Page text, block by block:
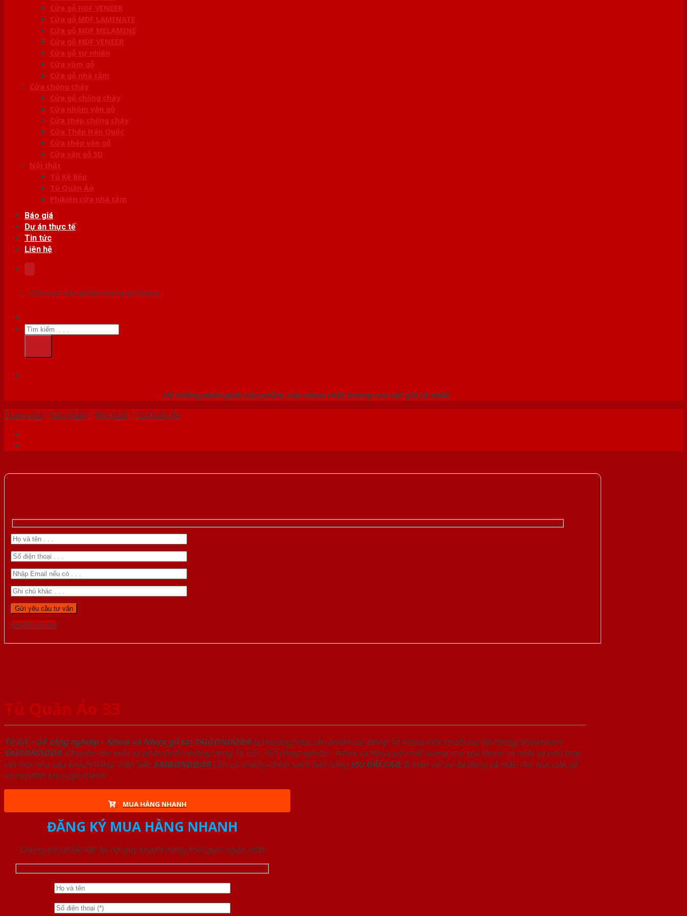
Cửa gỗ HDF VENEER
Cửa gỗ MDF LAMINATE
Cửa gỗ MDF MELAMINE
Cửa gỗ MDF VENEER
Cửa gỗ tự nhiên
Cửa vòm gỗ
Cửa gỗ nhà tắm
Cửa chống cháy
Cửa gỗ chống cháy
Cửa nhôm vân gỗ
Cửa thép chống cháy
Cửa Thép Hàn Quốc
Cửa thép vân gỗ
Cửa vân gỗ 5D
Nội thất
Tủ Kệ Bếp
Tủ Quần Áo
Phụ kiện cửa nhà tắm
Báo giá
Dự án thực tế
Tin tức
Liên hệ
Chưa có sản phẩm trong giỏ hàng.
Tìm
kiếm:
Hệ thống phân phối sản phẩm cửa nhựa chất lượng cao với giá rẻ nhất
Trang chủ /Sản phẩm / Nội thất/ Tủ Quần Áo
Gọi 0976.169.864
Tủ Quần Áo 33
Tủ Gỗ – Gỗ công nghiêp – Nhựa và Nhựa gỗ tại SAIGONDOORlà thương hiệu sản phẩm các dòng Tủ trong một chuỗi các hệ thống Showroom
SAIGONDOOR. Chuyên sản xuất và phân phối những dòng Tủ Gỗ – Gỗ công nghiêp – Nhựa và Nhựa gỗ chất lượng cao, giá thành rẻ nhất và phù hợp
với mọi nhu cầu khách hàng. Trên hết, SAIGONDOORcòn có những chính sách bán hàng ƯU ĐÃI CAOđi kèm với sự đa dạng về mẫu mã, loại cửa gỗ
và cả phân khúc giá thành.
MUA HÀNG NHANH
ĐĂNG KÝ MUA HÀNG NHANH
Chúng tôi sẽ liên lạc lại với quý khách trong thời gian ngắn nhất